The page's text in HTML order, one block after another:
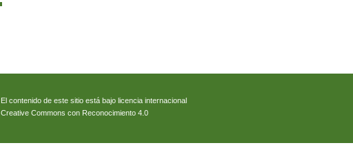
El contenido de este sitio está bajo licencia internacional
Creative Commons con Reconocimiento 4.0